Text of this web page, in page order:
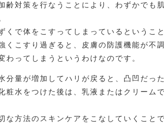
齢対策を行なうことにより、わずかでも
くで体をこすってしまっているというこ
くこすり過ぎると、皮膚の防護機能が不
わってしまうというわけなのです。
分量が増加してハリが戻ると、凸凹だっ
粧水をつけた後は、乳液またはクリーム
な方法のスキンケアをこなしていくこと